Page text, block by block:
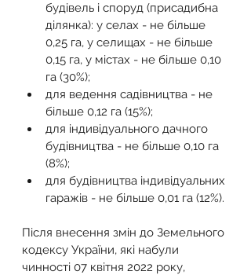
будівель і споруд (присадибна
ділянка): у селах - не більше
0,25 га, у селищах - не більше
0,15 га, у містах - не більше 0,10
га (30%);
для ведення садівництва - не
більше 0,12 га (15%);
для індивідуального дачного
будівництва - не більше 0,10 га
(8%);
для будівництва індивідуальних
гаражів - не більше 0,01 га (12%).
Після внесення змін до Земельного
кодексу України, які набули
чинності 07 квітня 2022 року,